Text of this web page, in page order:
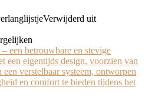
Verwijderd uit